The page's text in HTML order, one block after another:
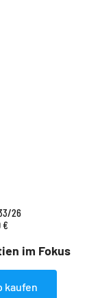
im Fokus
26
€
kaufen